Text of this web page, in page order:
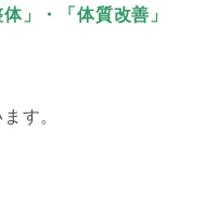
」・「体質改善」
す。